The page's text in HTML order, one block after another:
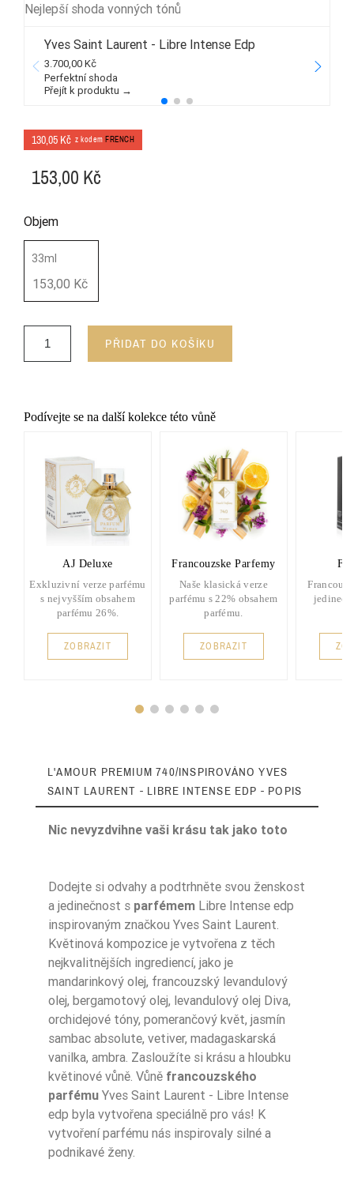
Nejlepší shoda vonných tónů
Yves Saint Laurent - Libre Intense Edp
3.700,00 Kč
Perfektní shoda
Přejít k produktu →
130,05 Kč z kodem FRENCH
153,00 Kč
Objem
33ml
153,00 Kč
PŘIDAT DO KOŠÍKU
Podívejte se na další kolekce této vůně
AJ Deluxe
Exkluzivní verze parfému
s nejvyšším obsahem
parfému 26%.
ZOBRAZIT
Francouzske Parfemy
Naše klasická verze
parfému s 22% obsahem
parfému.
ZOBRAZIT
FP
L'AMOUR PREMIUM 740/INSPIROVÁNO YVES
SAINT LAURENT - LIBRE INTENSE EDP - POPIS
Nic nevyzdvihne vaši krásu tak jako toto
Dodejte si odvahy a podtrhněte svou ženskost
a jedinečnost s parfémem Libre Intense edp
inspirovaným značkou Yves Saint Laurent.
Květinová kompozice je vytvořena z těch
nejkvalitnějších ingrediencí, jako je
mandarinkový olej, francouzský levandulový
olej, bergamotový olej, levandulový olej Diva,
orchidejové tóny, pomerančový květ, jasmín
sambac absolute, vetiver, madagaskarská
vanilka, ambra. Zasloužíte si krásu a hloubku
květinové vůně. Vůně francouzského
parfému Yves Saint Laurent - Libre Intense
edp byla vytvořena speciálně pro vás! K
vytvoření parfému nás inspirovaly silné a
podnikavé ženy.
Ean13 5906826254991